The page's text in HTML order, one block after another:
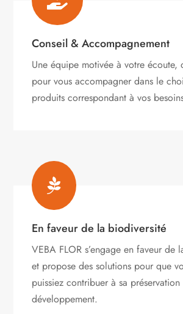
Conseil & Accompagnement
Une équipe motivée à votre écoute,
pour vous accompagner dans le
produits correspondant à vos

En faveur de la biodiversité
VEBA FLOR s’engageen faveur de
et propose des solutions pour que
puissiez contribuer à sa
développement.